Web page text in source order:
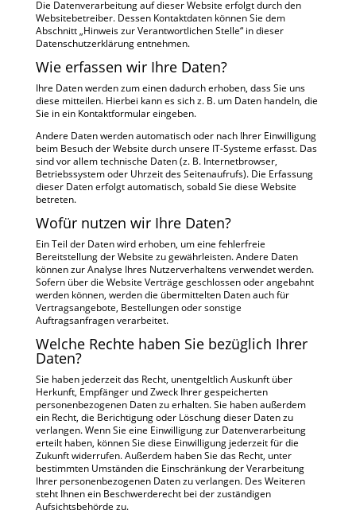
Die Datenverarbeitung auf dieser Website erfolgt durch den
Websitebetreiber. Dessen Kontaktdaten können Sie dem
Abschnitt „Hinweis zur Verantwortlichen Stelle“ in dieser
Datenschutzerklärung entnehmen.
Wie erfassen wir Ihre Daten?
Ihre Daten werden zum einen dadurch erhoben, dass Sie uns
diese mitteilen. Hierbei kann es sich z. B. um Daten handeln, die
Sie in ein Kontaktformular eingeben.
Andere Daten werden automatisch oder nach Ihrer Einwilligung
beim Besuch der Website durch unsere IT-Systeme erfasst. Das
sind vor allem technische Daten (z. B. Internetbrowser,
Betriebssystem oder Uhrzeit des Seitenaufrufs). Die Erfassung
dieser Daten erfolgt automatisch, sobald Sie diese Website
betreten.
Wofür nutzen wir Ihre Daten?
Ein Teil der Daten wird erhoben, um eine fehlerfreie
Bereitstellung der Website zu gewährleisten. Andere Daten
können zur Analyse Ihres Nutzerverhaltens verwendet werden.
Sofern über die Website Verträge geschlossen oder angebahnt
werden können, werden die übermittelten Daten auch für
Vertragsangebote, Bestellungen oder sonstige
Auftragsanfragen verarbeitet.
Welche Rechte haben Sie bezüglich Ihrer
Daten?
Sie haben jederzeit das Recht, unentgeltlich Auskunft über
Herkunft, Empfänger und Zweck Ihrer gespeicherten
personenbezogenen Daten zu erhalten. Sie haben außerdem
ein Recht, die Berichtigung oder Löschung dieser Daten zu
verlangen. Wenn Sie eine Einwilligung zur Datenverarbeitung
erteilt haben, können Sie diese Einwilligung jederzeit für die
Zukunft widerrufen. Außerdem haben Sie das Recht, unter
bestimmten Umständen die Einschränkung der Verarbeitung
Ihrer personenbezogenen Daten zu verlangen. Des Weiteren
steht Ihnen ein Beschwerderecht bei der zuständigen
Aufsichtsbehörde zu.